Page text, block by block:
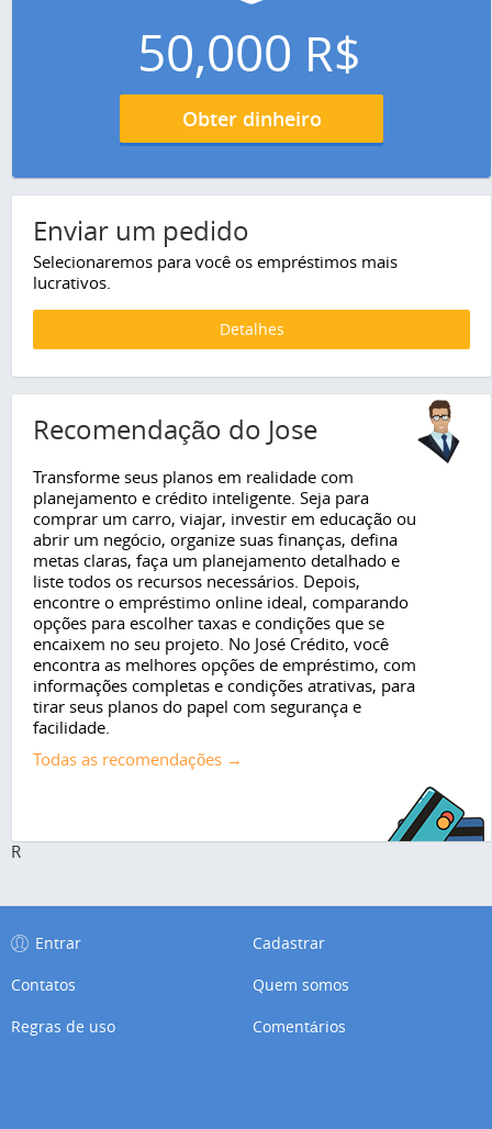
50,000 R$
Obter dinheiro
Enviar um pedido
Selecionaremos para você os empréstimos mais
lucrativos.
Detalhes
Recomendação do Jose
Transforme seus planos em realidade com
planejamento e crédito inteligente. Seja para
comprar um carro, viajar, investir em educação ou
abrir um negócio, organize suas finanças, defina
metas claras, faça um planejamento detalhado e
liste todos os recursos necessários. Depois,
encontre o empréstimo online ideal, comparando
opções para escolher taxas e condições que se
encaixem no seu projeto. No José Crédito, você
encontra as melhores opções de empréstimo, com
informações completas e condições atrativas, para
tirar seus planos do papel com segurança e
facilidade.
Todas as recomendações →
R
Entrar
Cadastrar
Contatos
Quem somos
Regras de uso
Comentários